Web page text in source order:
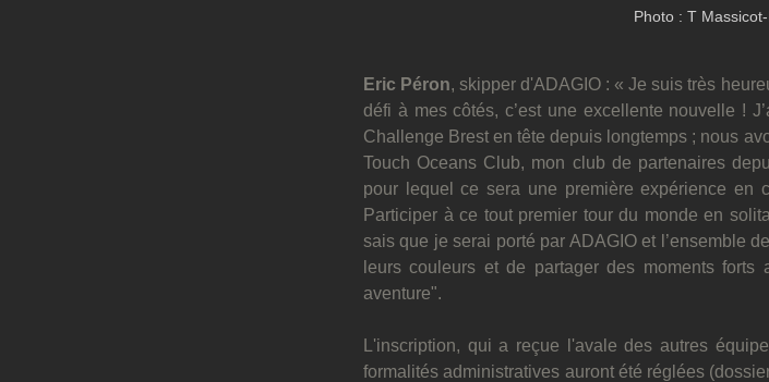
Photo : T
Eric Péron, skipper d'ADAGIO : « Je suis très
défi à mes côtés, c’est une excellente nouvelle !
Challenge Brest en tête depuis longtemps ; nous
Touch Oceans Club, mon club de partenaires
pour lequel ce sera une première expérience en
Participer à ce tout premier tour du monde en
sais que je serai porté par ADAGIO et l’ensemble
leurs couleurs et de partager des moments
aventure".
L'inscription, qui a reçue l'avale des autres
formalités administratives auront été réglées